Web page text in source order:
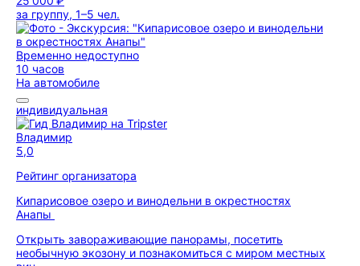
за группу, 1–5 чел.
Временно недоступно
10 часов
На автомобиле
индивидуальная
Владимир
5,0
Рейтинг организатора
Кипарисовое озеро и винодельни в окрестностях
Анапы
Открыть завораживающие панорамы, посетить
необычную экозону и познакомиться с миром местных